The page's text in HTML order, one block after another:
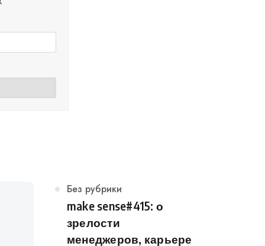
Категория
Без рубрики
make sense#415: о
зрелости
менеджеров, карьере